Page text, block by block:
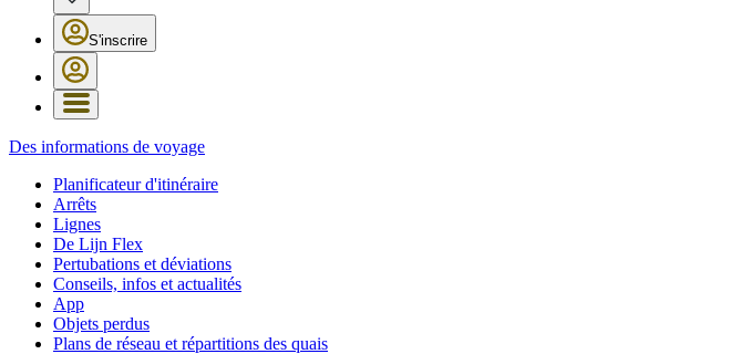
S'inscrire
Des informations de voyage
Planificateur d'itinéraire
Arrêts
Lignes
De Lijn Flex
Pertubations et déviations
Conseils, infos et actualités
App
Objets perdus
Plans de réseau et répartitions des quais